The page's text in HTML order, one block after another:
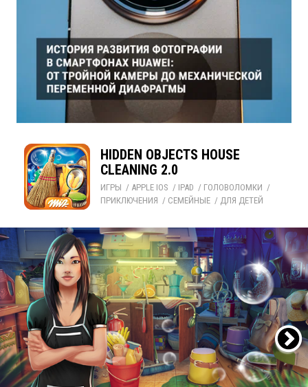
HIDDEN OBJECTS HOUSE
CLEANING 2.0
ИГРЫ / APPLE IOS / IPAD / ГОЛОВОЛОМКИ /
ПРИКЛЮЧЕНИЯ / СЕМЕЙНЫЕ / ДЛЯ ДЕТЕЙ